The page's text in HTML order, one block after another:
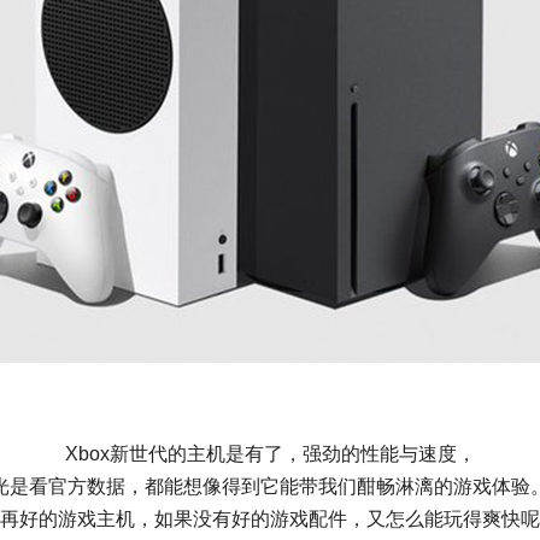
Xbox新世代的主机是有了，强劲的性能与速度，
是看官方数据，都能想像得到它能带我们酣畅淋漓的游戏体验
好的游戏主机，如果没有好的游戏配件，又怎么能玩得爽快